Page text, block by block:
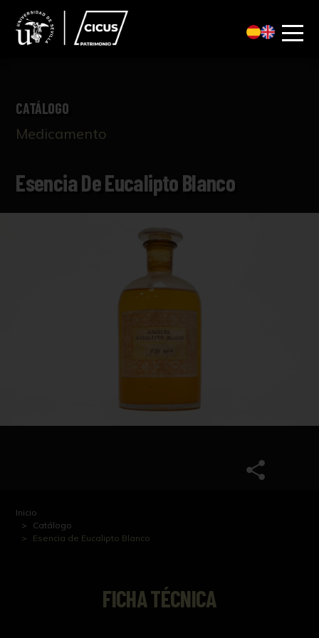
CATÁLOGO
Medicamento
Esencia De Eucalipto Blanco
Inicio
Catálogo
Esencia de Eucalipto Blanco
FICHA TÉCNICA